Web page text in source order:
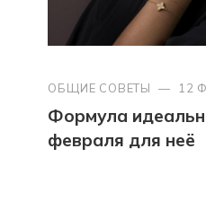
ОБЩИЕ СОВЕТЫ — 12
Формула
февраля для неё